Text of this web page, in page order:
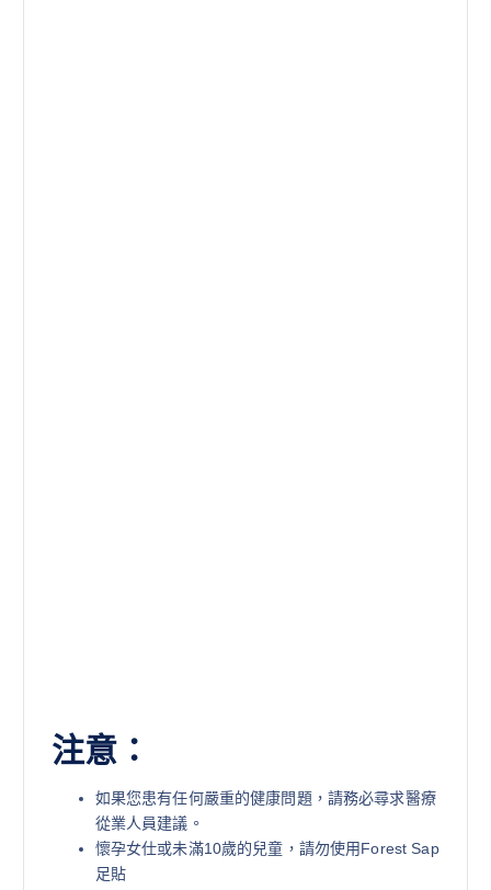
注意：
如果您患有任何嚴重的健康問題，請務必尋求醫療
從業人員建議。
懷孕女仕或未滿10歲的兒童，請勿使用Forest Sap
足貼